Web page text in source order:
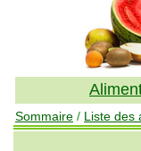
Sommaire / Liste des